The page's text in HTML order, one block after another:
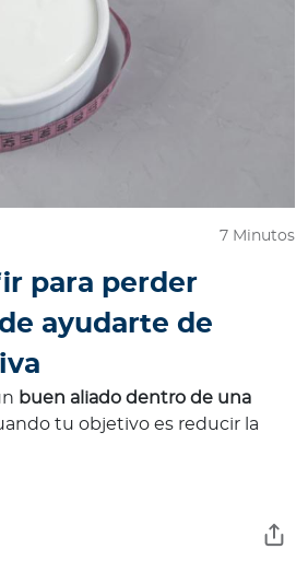
7 Minutos
para perder
ayudarte de
buen aliado dentro de una
tu objetivo es reducir la